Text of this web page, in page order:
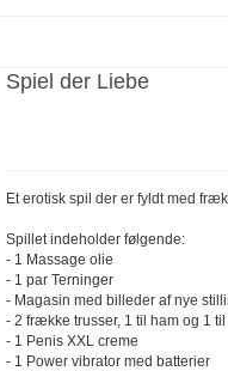
Spiel der Liebe
Et erotisk spil der er fyldt med
Spillet indeholder følgende:
- 1 Massage olie
- 1 par Terninger
- Magasin med billeder af nye
- 2 frække trusser, 1 til ham og 1
- 1 Penis XXL creme
- 1 Power vibrator med batterier